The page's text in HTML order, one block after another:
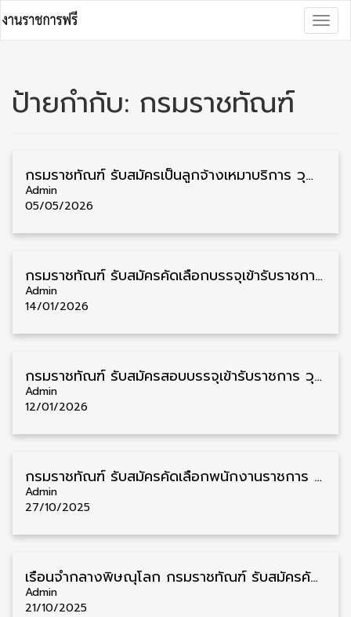
to
content
ป้ายกำกับ: กรมราชทัณฑ์
กรมราชทัณฑ์ รับสมัครเป็นลูกจ้างเหมาบริการ วุฒิ ป.ตรี 1 อัตรา รับสมัครตั้งแต่บัดนี้ – 14 พฤษภาคม
Admin
05/05/2026
กรมราชทัณฑ์ รับสมัครคัดเลือกบรรจุเข้ารับราชการ วุฒิ ประกาศนียบัตร/ป.ตรี 26 อัตรา รับสมัคร 26 มกราคม – 6 กุมภาพันธ์
Admin
14/01/2026
กรมราชทัณฑ์ รับสมัครสอบบรรจุเข้ารับราชการ วุฒิ ปวท./ปวส./ป.ตรี 108 อัตรา รับสมัคร 20 มกราคม – 10 กุมภาพันธ์
Admin
12/01/2026
กรมราชทัณฑ์ รับสมัครคัดเลือกพนักงานราชการ วุฒิ ปวช./ป.ตรี ชาย/หญิง 4 อัตรา รับสมัคร 10 – 21 พฤศจิกายน
Admin
27/10/2025
เรือนจำกลางพิษณุโลก กรมราชทัณฑ์ รับสมัครคัดเลือกพนักงานราชการ วุฒิ ปวช./ป.ตรี 10 อัตรา รับสมัคร 27 ตุลาคม – 5 พฤศจิกายน
Admin
21/10/2025